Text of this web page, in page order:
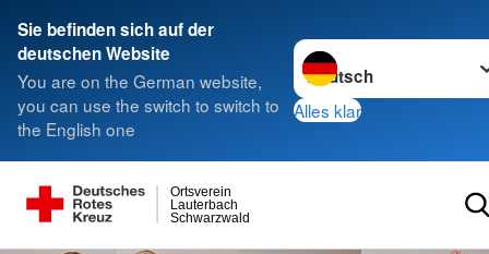
Sie befinden sich auf der
deutschen Website
You are on the German website,
you can use the switch to switch to
the English one
Sprache wechseln zu
Alles klar
Schwarzwald
Lauterbach
Ortsverein